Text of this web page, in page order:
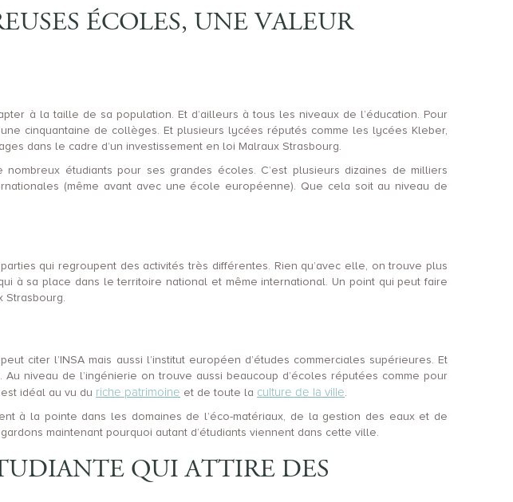
ÉCOLES, UNE VALEUR
à la taille de sa population. Et d’ailleurs à tous les niveaux de l’éducation. Pour
cinquantaine de collèges. Et plusieurs lycées réputés comme les lycées Kleber,
dans le cadre d’un investissement en loi Malraux Strasbourg.
étudiants pour ses grandes écoles. C’est plusieurs dizaines de milliers
(même avant avec une école européenne). Que cela soit au niveau de
qui regroupent des activités très différentes. Rien qu’avec elle, on trouve plus
à sa place dans le territoire national et même international. Un point qui peut faire
Strasbourg.
citer l’INSA mais aussi l’institut européen d’études commerciales supérieures. Et
niveau de l’ingénierie on trouve aussi beaucoup d’écoles réputées comme pour
idéal au vu du riche patrimoine et de toute la culture de la ville.
à la pointe dans les domaines de l’éco-matériaux, de la gestion des eaux et de
maintenant pourquoi autant d’étudiants viennent dans cette ville.
QUI ATTIRE DES